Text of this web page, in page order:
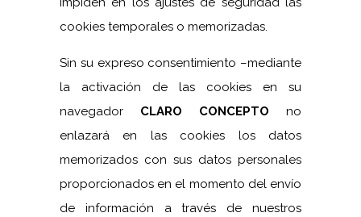
cookies temporales o memorizadas.
Sin su expreso consentimiento –mediante
la activación de las cookies en su
navegador CLARO CONCEPTO
no
enlazará en las cookies los datos
memorizados con sus datos personales
proporcionados en el momento del envío
de información a través de nuestros